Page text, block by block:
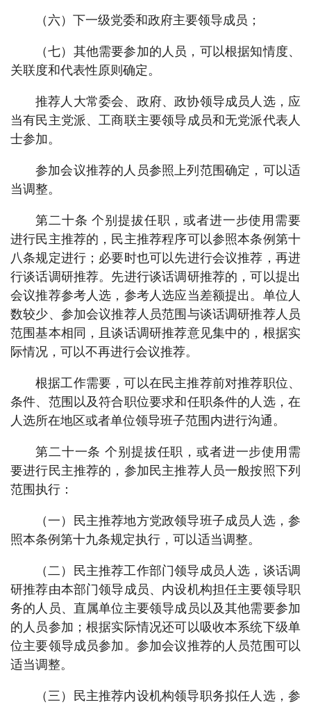
（六）下一级党委和政府主要领导成员；
（七）其他需要参加的人员，可以根据知情度、
关联度和代表性原则确定。
推荐人大常委会、政府、政协领导成员人选，应
当有民主党派、工商联主要领导成员和无党派代表人
士参加。
参加会议推荐的人员参照上列范围确定，可以适
当调整。
第二十条 个别提拔任职，或者进一步使用需要
进行民主推荐的，民主推荐程序可以参照本条例第十
八条规定进行；必要时也可以先进行会议推荐，再进
行谈话调研推荐。先进行谈话调研推荐的，可以提出
会议推荐参考人选，参考人选应当差额提出。单位人
数较少、参加会议推荐人员范围与谈话调研推荐人员
范围基本相同，且谈话调研推荐意见集中的，根据实
际情况，可以不再进行会议推荐。
根据工作需要，可以在民主推荐前对推荐职位、
条件、范围以及符合职位要求和任职条件的人选，在
人选所在地区或者单位领导班子范围内进行沟通。
第二十一条 个别提拔任职，或者进一步使用需
要进行民主推荐的，参加民主推荐人员一般按照下列
范围执行：
（一）民主推荐地方党政领导班子成员人选，参
照本条例第十九条规定执行，可以适当调整。
（二）民主推荐工作部门领导成员人选，谈话调
研推荐由本部门领导成员、内设机构担任主要领导职
务的人员、直属单位主要领导成员以及其他需要参加
的人员参加；根据实际情况还可以吸收本系统下级单
位主要领导成员参加。参加会议推荐的人员范围可以
适当调整。
（三）民主推荐内设机构领导职务拟任人选，参